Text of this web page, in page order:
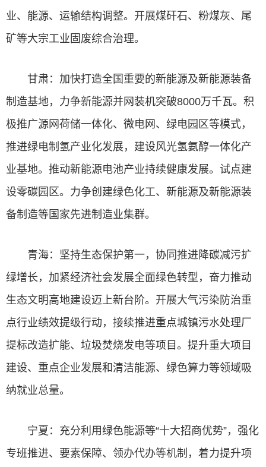
业、能源、运输结构调整。开展煤矸石、粉煤灰、尾
矿等大宗工业固废综合治理。
甘肃：加快打造全国重要的新能源及新能源装备
制造基地，力争新能源并网装机突破8000万千瓦。积
极推广源网荷储一体化、微电网、绿电园区等模式，
推进绿电制氢产业化发展，建设风光氢氨醇一体化产
业基地。推动新能源电池产业持续健康发展。试点建
设零碳园区。力争创建绿色化工、新能源及新能源装
备制造等国家先进制造业集群。
青海：坚持生态保护第一，协同推进降碳减污扩
绿增长，加紧经济社会发展全面绿色转型，奋力推动
生态文明高地建设迈上新台阶。开展大气污染防治重
点行业绩效提级行动，接续推进重点城镇污水处理厂
提标改造扩能、垃圾焚烧发电等项目。提升重大项目
建设、重点企业发展和清洁能源、绿色算力等领域吸
纳就业总量。
宁夏：充分利用绿色能源等“十大招商优势”，强化
专班推进、要素保障、领办代办等机制，着力提升项